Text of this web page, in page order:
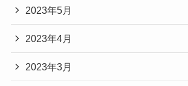
2023年5月
2023年4月
2023年3月